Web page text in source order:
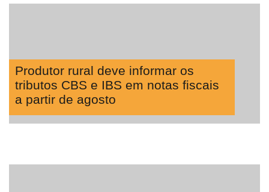
Produtor rural deve informar os
tributos CBS e IBS em notas fiscais
a partir de agosto